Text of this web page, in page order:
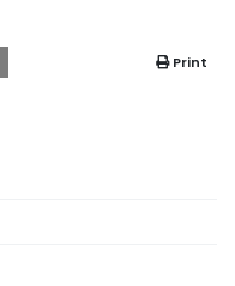
Print